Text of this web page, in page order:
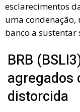
esclarecimentos
uma
banco a
BRB
agregados
distorcida